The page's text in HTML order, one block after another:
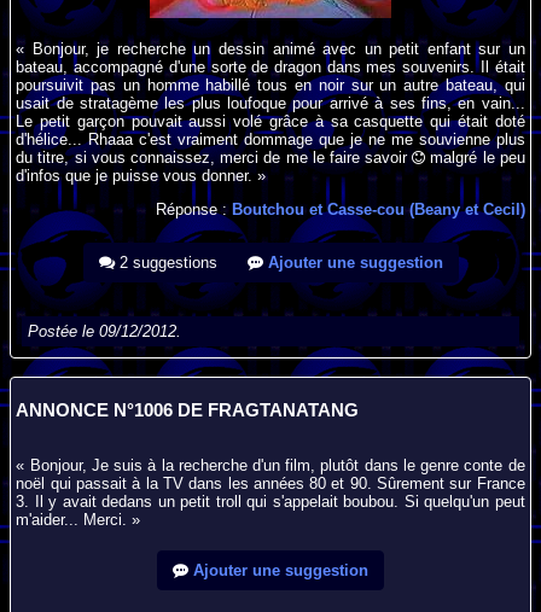
« Bonjour, je recherche un dessin animé avec un petit enfant sur un
bateau, accompagné d'une sorte de dragon dans mes souvenirs. Il était
poursuivit pas un homme habillé tous en noir sur un autre bateau, qui
usait de stratagème les plus loufoque pour arrivé à ses fins, en vain...
Le petit garçon pouvait aussi volé grâce à sa casquette qui était doté
d'hélice... Rhaaa c'est vraiment dommage que je ne me souvienne plus
du titre, si vous connaissez, merci de me le faire savoir
malgré le peu
d'infos que je puisse vous donner. »
Réponse : Boutchou et Casse-cou (Beany et Cecil)
2 suggestions Ajouter une suggestion
Postée le 09/12/2012.
ANNONCE N°1006 DE FRAGTANATANG
« Bonjour, Je suis à la recherche d'un film, plutôt dans le genre conte de
noël qui passait à la TV dans les années 80 et 90. Sûrement sur France
3. Il y avait dedans un petit troll qui s'appelait boubou. Si quelqu'un peut
m'aider... Merci. »
Ajouter une suggestion